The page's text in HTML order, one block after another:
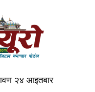
२४ आइतबार